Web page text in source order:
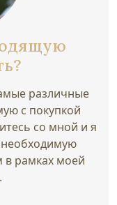
различные
с покупкой
со мной и я
рамках моей